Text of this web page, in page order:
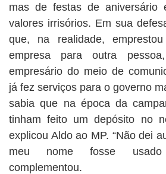
mas de festas de aniversário
valores irrisórios. Em sua
que, na realidade,
empresa para outra
empresário do meio de
já fez serviços para o governo
sabia que na época da
tinham feito um depósito no
explicou Aldo ao MP. “Não dei
meu nome fosse usado
complementou.